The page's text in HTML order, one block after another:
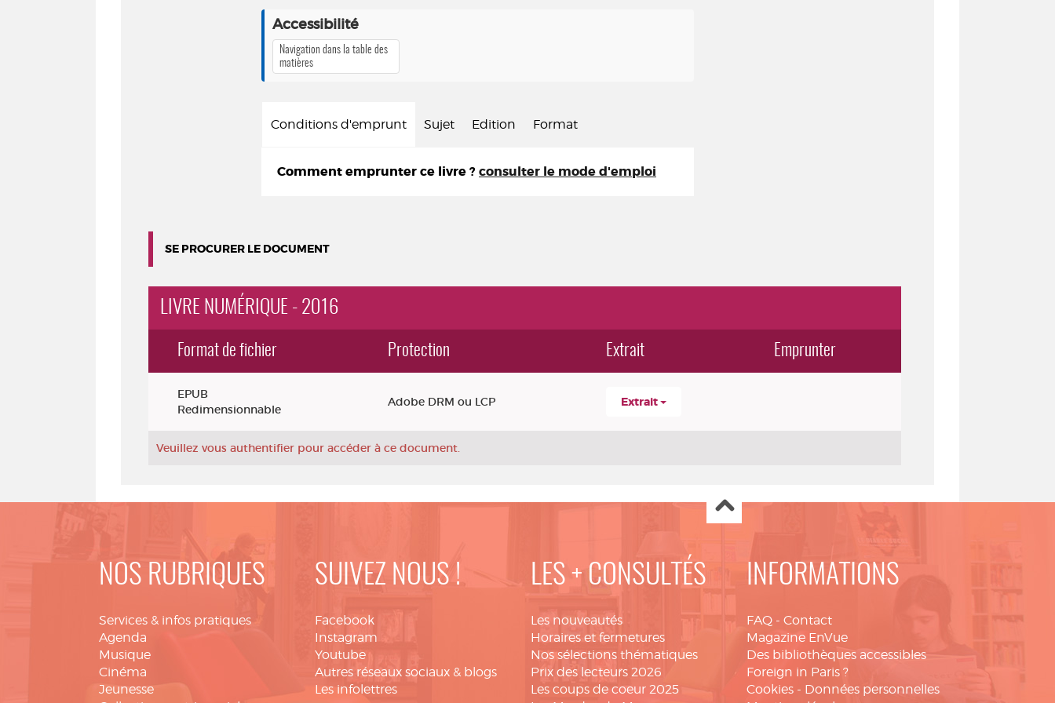
Accessibilité
Navigation dans la table des
matières
Conditions d'emprunt Sujet Edition Format
Comment emprunter ce livre ? consulter le mode d'emploi
SE PROCURER LE DOCUMENT
LIVRE NUMÉRIQUE - 2016
Format de fichier Protection Extrait Emprunter
EPUB
Redimensionnable
Adobe DRM ou LCP Extrait
Veuillez vous authentifier pour accéder à ce document.
NOS RUBRIQUES
Services & infos pratiques
Agenda
Musique
Cinéma
Jeunesse
SUIVEZ NOUS !
Facebook
Instagram
Youtube
Autres réseaux sociaux & blogs
Les infolettres
LES + CONSULTÉS
Les nouveautés
Horaires et fermetures
Nos sélections thématiques
Prix des lecteurs 2026
Les coups de coeur 2025
INFORMATIONS
FAQ - Contact
Magazine EnVue
Des bibliothèques accessibles
Foreign in Paris ?
Cookies - Données personnelles